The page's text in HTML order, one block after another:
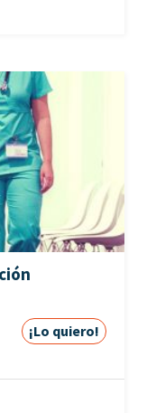
¡Lo quiero!